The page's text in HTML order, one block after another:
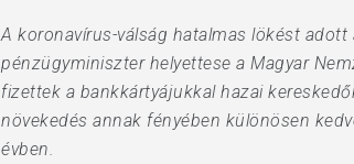
A koronavírus-válság hatalmas lökést
pénzügyminiszter helyettese a Magyar
fizettek a bankkártyájukkal hazai
növekedés annak fényében különösen
évben.